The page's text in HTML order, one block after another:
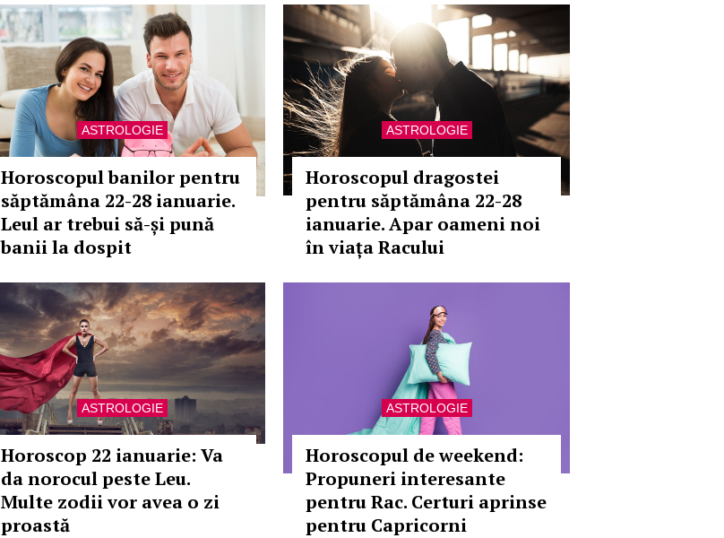
ASTROLOGIE
Horoscopul banilor pentru
săptămâna 22-28 ianuarie.
Leul ar trebui să-și pună
banii la dospit
ASTROLOGIE
Horoscopul dragostei
pentru săptămâna 22-28
ianuarie. Apar oameni noi
în viața Racului
ASTROLOGIE
Horoscop 22 ianuarie: Va
da norocul peste Leu.
Multe zodii vor avea o zi
proastă
ASTROLOGIE
Horoscopul de weekend:
Propuneri interesante
pentru Rac. Certuri aprinse
pentru Capricorni